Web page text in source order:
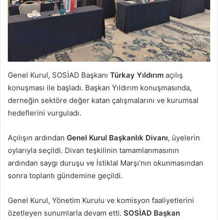
Genel Kurul, SOSİAD Başkanı Türkay Yıldırım açılış
konuşması ile başladı. Başkan Yıldırım konuşmasında,
derneğin sektöre değer katan çalışmalarını ve kurumsal
hedeflerini vurguladı.
Açılışın ardından Genel Kurul Başkanlık Divanı, üyelerin
oylarıyla seçildi. Divan teşkilinin tamamlanmasının
ardından saygı duruşu ve İstiklal Marşı’nın okunmasından
sonra toplantı gündemine geçildi.
Genel Kurul, Yönetim Kurulu ve komisyon faaliyetlerini
özetleyen sunumlarla devam etti. SOSİAD Başkan